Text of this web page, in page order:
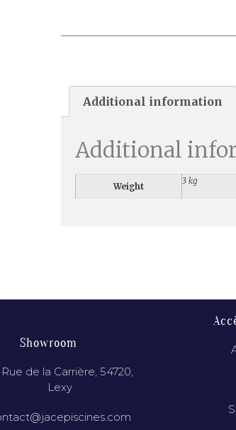
Additional information
Additional
Weight
3 kg
Showroom
Rue de la Carrière, 54720,
Lexy